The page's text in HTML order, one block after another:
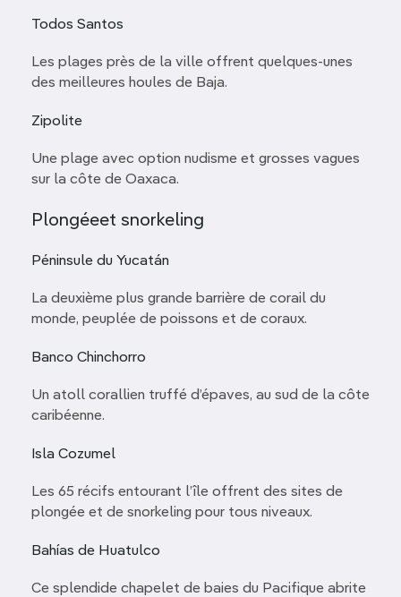
Todos Santos
Les plages près de la ville offrent quelques-unes
des meilleures houles de Baja.
Zipolite
Une plage avec option nudisme et grosses vagues
sur la côte de Oaxaca.
Plongéeet snorkeling
Péninsule du Yucatán
La deuxième plus grande barrière de corail du
monde, peuplée de poissons et de coraux.
Banco Chinchorro
Un atoll corallien truffé d’épaves, au sud de la côte
caribéenne.
Isla Cozumel
Les 65 récifs entourant l’île offrent des sites de
plongée et de snorkeling pour tous niveaux.
Bahías de Huatulco
Ce splendide chapelet de baies du Pacifique abrite